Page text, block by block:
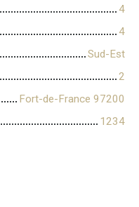
4
4
Sud-Est
2
Fort-de-France 97200
1234